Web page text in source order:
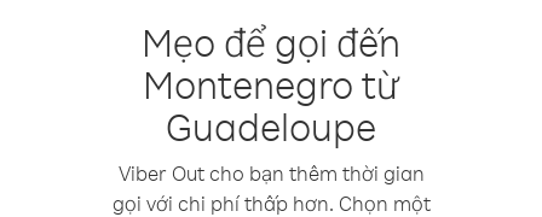
Mẹo để gọi đến
Montenegro từ
Guadeloupe
Viber Out cho bạn thêm thời gian
gọi với chi phí thấp hơn. Chọn một